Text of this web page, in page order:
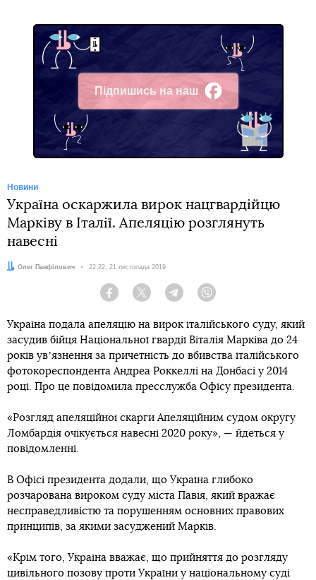
Підпишись на наш
Facebook
Новини
Україна оскаржила вирок нацгвардійцю
Марківу в Італії. Апеляцію розглянуть
навесні
Автор:
Олег Панфілович Дата:
22:22, 21 листопада 2019
Facebook Twitter Telegram
Україна подала апеляцію на вирок італійського суду, який
засудив бійця Національної гвардії Віталія Марківа до 24
років увʼязнення за причетність до вбивства італійського
фотокореспондента Андреа Роккеллі на Донбасі у 2014
році. Про це повідомила пресслужба Офісу президента.
«Розгляд апеляційної скарги Апеляційним судом округу
Ломбардія очікується навесні 2020 року», — йдеться у
повідомленні.
В Офісі президента додали, що Україна глибоко
розчарована вироком суду міста Павія, який вражає
несправедливістю та порушенням основних правових
принципів, за якими засуджений Марків.
«Крім того, Україна вважає, що прийняття до розгляду
цивільного позову проти України у національному суді